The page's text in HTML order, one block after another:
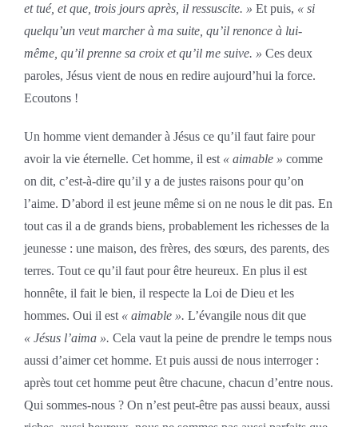
et tué, et que, trois jours après, il ressuscite. » Et puis, « si
quelqu’un veut marcher à ma suite, qu’il renonce à lui-
même, qu’il prenne sa croix et qu’il me suive. » Ces deux
paroles, Jésus vient de nous en redire aujourd’hui la force.
Ecoutons !
Un homme vient demander à Jésus ce qu’il faut faire pour
avoir la vie éternelle. Cet homme, il est « aimable » comme
on dit, c’est-à-dire qu’il y a de justes raisons pour qu’on
l’aime. D’abord il est jeune même si on ne nous le dit pas. En
tout cas il a de grands biens, probablement les richesses de la
jeunesse : une maison, des frères, des sœurs, des parents, des
terres. Tout ce qu’il faut pour être heureux. En plus il est
honnête, il fait le bien, il respecte la Loi de Dieu et les
hommes. Oui il est « aimable ». L’évangile nous dit que
« Jésus l’aima ». Cela vaut la peine de prendre le temps nous
aussi d’aimer cet homme. Et puis aussi de nous interroger :
après tout cet homme peut être chacune, chacun d’entre nous.
Qui sommes-nous ? On n’est peut-être pas aussi beaux, aussi